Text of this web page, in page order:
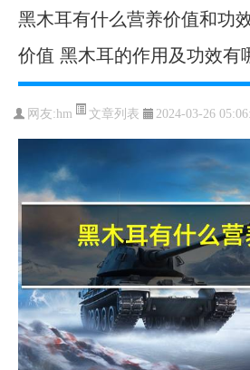
黑木耳有什么营养价值和功
价值 黑木耳的作用及功效有
网友:hm 文章列表 2024-03-26